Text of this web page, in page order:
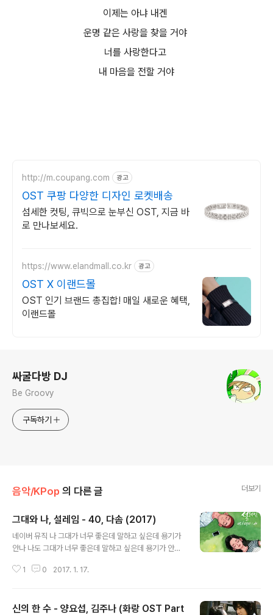
이제는 아냐 내겐
운명 같은 사랑을 찾을 거야
너를 사랑한다고
내 마음을 전할 거야
http://m.coupang.com 광고
OST 쿠팡 다양한 디자인 로켓배송
섬세한 컷팅, 큐빅으로 눈부신 OST, 지금 바
로 만나보세요.
https://www.elandmall.co.kr 광고
OST X 이랜드몰
OST 인기 브랜드 총집합! 매일 새로운 혜택,
이랜드몰
싸굴다방 DJ
Be Groovy
구독하기
음악/KPop 의 다른 글 더보기
그대와 나, 설레임 - 40, 다솜 (2017)
네이버 뮤직 나 그대가 너무 좋은데 말하고 싶은데 용기가
안나 나도 그대가 너무 좋은데 말하고 싶은데 용기가 안나
가 버릴까 늘 바보같이 걱정만 하는 우리 오늘은 떨리는 맘
속만 태우다가 그대가 떠나가 버릴까 늘 바보같이 걱정만
1 0 2017. 1. 17.
신의 한 수 - 양요섭, 김주나 (화랑 OST Part